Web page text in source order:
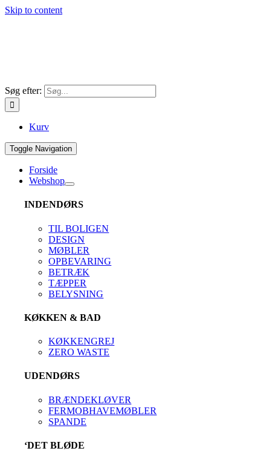
Skip to content
Søg efter:
Kurv
Toggle Navigation
Forside
Webshop
INDENDØRS
TIL BOLIGEN
DESIGN
MØBLER
OPBEVARING
BETRÆK
TÆPPER
BELYSNING
KØKKEN & BAD
KØKKENGREJ
ZERO WASTE
UDENDØRS
BRÆNDEKLØVER
FERMOBHAVEMØBLER
SPANDE
‘DET BLØDE